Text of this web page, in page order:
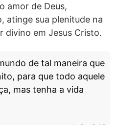
amor de Deus,
atinge sua plenitude na
divino em Jesus Cristo.
de tal maneira que
para que todo aquele
mas tenha a vida